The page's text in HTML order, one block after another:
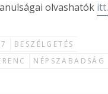
olvashatók itt.
BESZÉLGETÉS
NÉPSZABADSÁG